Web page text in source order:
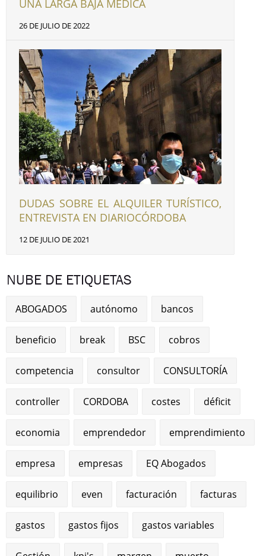
UNA LARGA BAJA MÉDICA
26 DE JULIO DE 2022
DUDAS SOBRE EL ALQUILER TURÍSTICO,
ENTREVISTA EN DIARIOCÓRDOBA
12 DE JULIO DE 2021
NUBE DE ETIQUETAS
ABOGADOS autónomo bancos
beneficio break BSC cobros
competencia consultor CONSULTORÍA
controller CORDOBA costes déficit
economia emprendedor emprendimiento
empresa empresas EQ Abogados
equilibrio even facturación facturas
gastos gastos fijos gastos variables